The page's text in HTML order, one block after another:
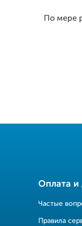
По мере
Оплата и
Частые
Правила